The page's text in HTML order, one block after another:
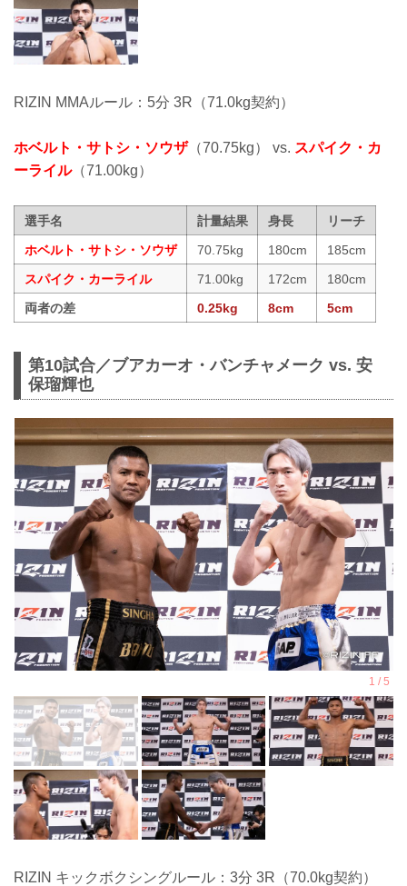
RIZIN MMAルール：5分 3R（71.0kg契約）
ホベルト・サトシ・ソウザ（70.75kg） vs. スパイク・カ
ーライル（71.00kg）
選手名 計量結果 身長
リーチ
ホベルト・サトシ・ソウザ
70.75kg 180cm
185cm
スパイク・カーライル
71.00kg 172cm
180cm
両者の差
0.25kg 8cm 5cm
第10試合／ブアカーオ・バンチャメーク vs. 安
保瑠輝也
RIZIN キックボクシングルール：3分 3R（70.0kg契約）